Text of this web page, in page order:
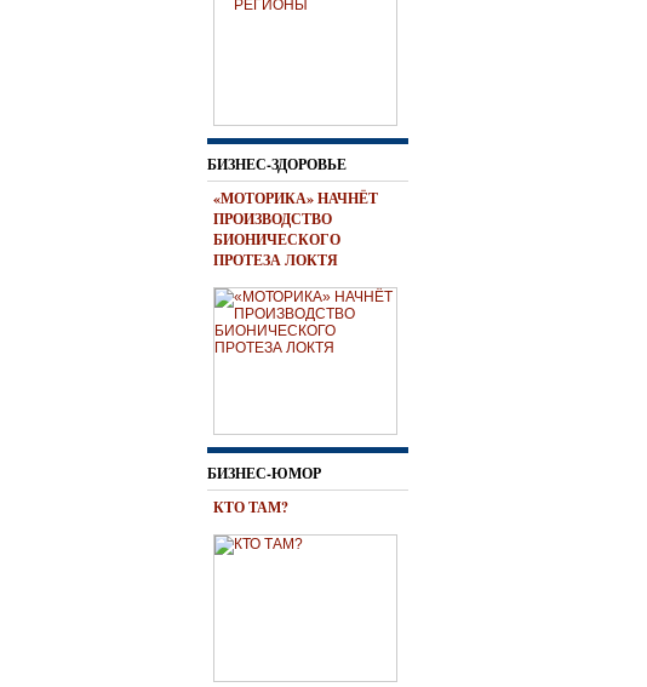
БИЗНЕС-ЗДОРОВЬЕ
«МОТОРИКА» НАЧНЁТ
ПРОИЗВОДСТВО
БИОНИЧЕСКОГО
ПРОТЕЗА ЛОКТЯ
БИЗНЕС-ЮМОР
КТО ТАМ?